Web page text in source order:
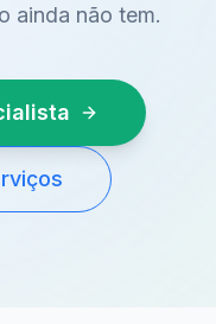
ainda não tem.